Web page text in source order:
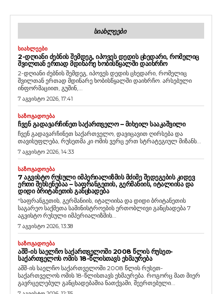
ᲡᲘᲐᲮᲚᲔᲔᲑᲘ
ᲡᲘᲐᲮᲚᲔᲔᲑᲘ
2-ᲓᲦᲘᲐᲜᲘ ᲫᲔᲑᲜᲘᲡ ᲨᲔᲛᲓᲔᲒ, ᲘᲞᲝᲕᲔᲡ ᲓᲔᲓᲘᲡ ᲪᲮᲔᲓᲐᲠᲘ, ᲠᲝᲛᲔᲚᲘᲪ
ᲨᲕᲘᲚᲗᲐᲜ ᲔᲠᲗᲐᲓ ᲛᲓᲘᲜᲐᲠᲔ ᲮᲝᲑᲘᲡᲬᲧᲐᲚᲨᲘ ᲓᲐᲘᲮᲠᲩᲝ
2-დღიანი ძებნის შემდეგ, იპოვეს დედის ცხედარი, რომელიც
შვილთან ერთად მდინარე ხობისწყალში დაიხრჩო. არსებული
ინფორმაციით, გუშინ,...
7 აგვისტო 2026, 17:41
ᲡᲐᲖᲝᲒᲐᲓᲝᲔᲑᲐ
ᲩᲕᲔᲜ ᲒᲐᲓᲐᲕᲐᲠᲩᲘᲜᲔᲗ ᲡᲐᲥᲐᲠᲗᲕᲔᲚᲝ – ᲛᲘᲮᲔᲘᲚ ᲡᲐᲐᲙᲐᲨᲕᲘᲚᲘ
ჩვენ გადავარჩინეთ საქართველო, დავიცავით ღირსება და
თავისუფლება, რუსეთმა კი ომის ვერც ერთ სტრატეგიულ მიზანს...
7 აგვისტო 2026, 14:33
ᲡᲐᲖᲝᲒᲐᲓᲝᲔᲑᲐ
7 ᲐᲒᲕᲘᲡᲢᲝ ᲠᲣᲡᲣᲚᲘ ᲘᲛᲞᲔᲠᲘᲐᲚᲘᲖᲛᲘᲡ ᲛᲫᲘᲛᲔ ᲨᲔᲓᲔᲒᲔᲑᲘᲡ ᲙᲘᲓᲔᲕ
ᲔᲠᲗᲘ ᲨᲔᲮᲡᲔᲜᲔᲑᲐᲐ – ᲡᲐᲤᲠᲐᲜᲒᲔᲗᲘᲡ, ᲒᲔᲠᲛᲐᲜᲘᲘᲡ, ᲘᲢᲐᲚᲘᲘᲡᲐ ᲓᲐ
ᲓᲘᲓᲘ ᲑᲠᲘᲢᲐᲜᲔᲗᲘᲡ ᲒᲐᲜᲪᲮᲐᲓᲔᲑᲐ
“საფრანგეთის, გერმანიის, იტალიისა და დიდი ბრიტანეთის
საგარეო საქმეთა სამინისტროების ერთობლივი განცხადება 7
აგვისტო რუსული იმპერიალიზმის...
7 აგვისტო 2026, 13:38
ᲡᲐᲖᲝᲒᲐᲓᲝᲔᲑᲐ
ᲐᲨᲨ-ᲘᲡ ᲡᲐᲔᲚᲩᲝ ᲡᲐᲥᲐᲠᲗᲕᲔᲚᲝᲨᲘ 2008 ᲬᲚᲘᲡ ᲠᲣᲡᲔᲗ-
ᲡᲐᲥᲐᲠᲗᲕᲔᲚᲝᲡ ᲝᲛᲘᲡ 18-ᲬᲚᲘᲡᲗᲐᲕᲡ ᲔᲮᲛᲐᲣᲠᲔᲑᲐ
აშშ-ის საელჩო საქართველოში 2008 წლის რუსეთ-
საქართველოს ომის 18-წლისთავს ეხმაურება. როგორც მათ მიერ
გავრცელებულ განცხადებაშია ნათქვამი, შეერთებული...